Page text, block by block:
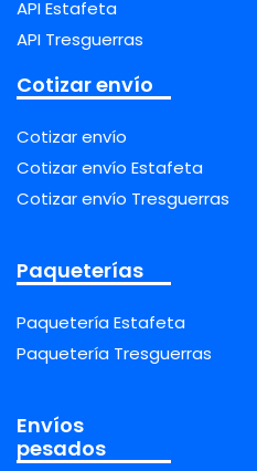
API Estafeta
API Tresguerras
Cotizar envío
Cotizar envío
Cotizar envío Estafeta
Cotizar envío Tresguerras
Paqueterías
Paquetería Estafeta
Paquetería Tresguerras
Envíos
pesados